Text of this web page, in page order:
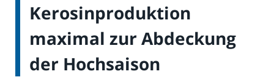
Kerosinproduktion
maximal zur Abdeckung
der Hochsaison